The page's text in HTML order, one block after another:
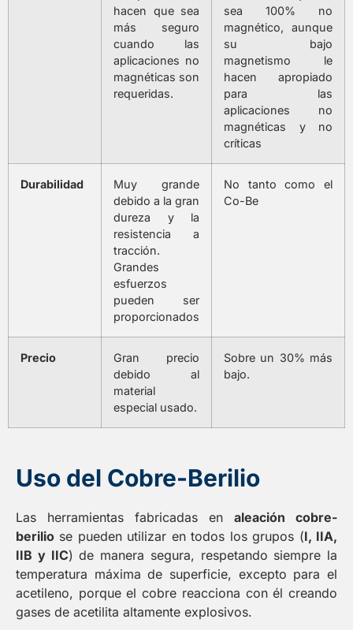
hacen que sea
más seguro
cuando las
aplicaciones no
magnéticas son
requeridas.
sea 100% no
magnético, aunque
su bajo
magnetismo le
hacen apropiado
para las
aplicaciones no
magnéticas y no
críticas
Durabilidad
Muy grande
debido a la gran
dureza y la
resistencia a
tracción.
Grandes
esfuerzos
pueden ser
proporcionados
No tanto como el
Co-Be
Precio
Gran precio
debido al
material
especial usado.
Sobre un 30% más
bajo.
Uso del Cobre-Berilio
Las herramientas fabricadas en aleación cobre-
berilio se pueden utilizar en todos los grupos (I, IIA,
IIB y IIC) de manera segura, respetando siempre la
temperatura máxima de superficie, excepto para el
acetileno, porque el cobre reacciona con él creando
gases de acetilita altamente explosivos.